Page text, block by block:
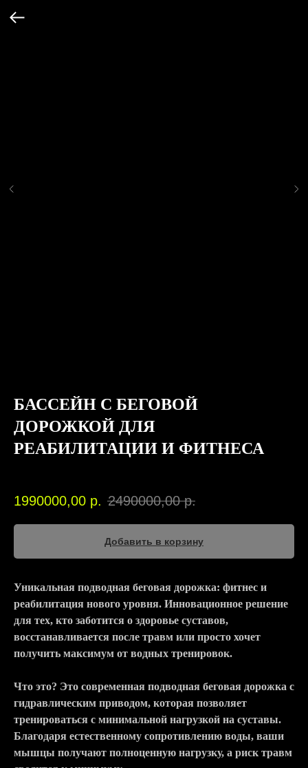
БАССЕЙН С БЕГОВОЙ
ДОРОЖКОЙ ДЛЯ
РЕАБИЛИТАЦИИ И ФИТНЕСА
1990000,00 р. 2490000,00 р.
Добавить в корзину
Уникальная подводная беговая дорожка: фитнес и
реабилитация нового уровня. Инновационное решение
для тех, кто заботится о здоровье суставов,
восстанавливается после травм или просто хочет
получить максимум от водных тренировок.
Что это? Это современная подводная беговая дорожка с
гидравлическим приводом, которая позволяет
тренироваться с минимальной нагрузкой на суставы.
Благодаря естественному сопротивлению воды, ваши
мышцы получают полноценную нагрузку, а риск травм